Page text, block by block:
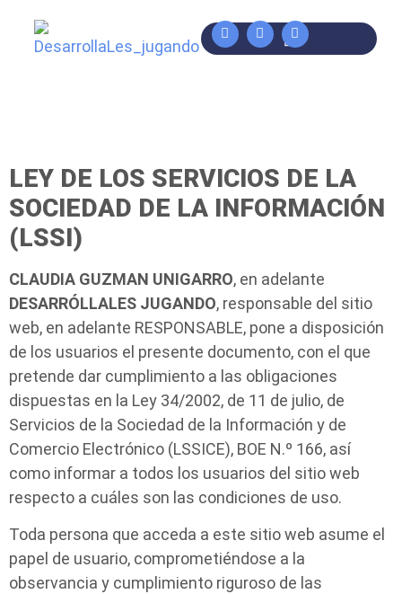
LEY DE LOS SERVICIOS DE LA
SOCIEDAD DE LA INFORMACIÓN
(LSSI)
CLAUDIA GUZMAN UNIGARRO, en adelante
DESARRÓLLALES JUGANDO, responsable del sitio
web, en adelante RESPONSABLE, pone a disposición
de los usuarios el presente documento, con el que
pretende dar cumplimiento a las obligaciones
dispuestas en la Ley 34/2002, de 11 de julio, de
Servicios de la Sociedad de la Información y de
Comercio Electrónico (LSSICE), BOE N.º 166, así
como informar a todos los usuarios del sitio web
respecto a cuáles son las condiciones de uso.
Toda persona que acceda a este sitio web asume el
papel de usuario, comprometiéndose a la
observancia y cumplimiento riguroso de las